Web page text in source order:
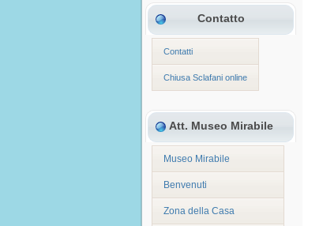
Contatto
Contatti
Chiusa Sclafani online
Att. Museo Mirabile
Museo Mirabile
Benvenuti
Zona della Casa